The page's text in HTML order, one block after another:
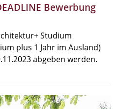
Bewerbung
Studium
plus 1 Jahr im Ausland)
abgeben werden.